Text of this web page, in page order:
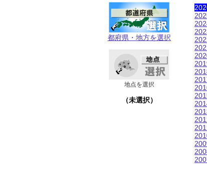
都府県・地方を選択
地点を選択
（未選択）